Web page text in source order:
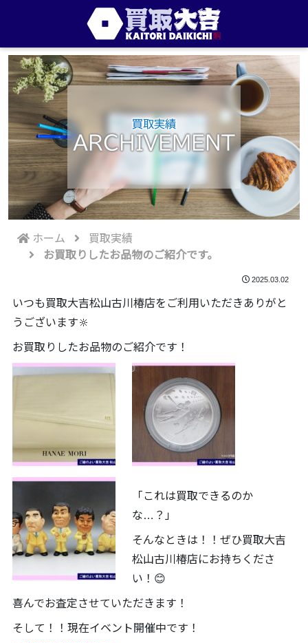
買取実績
ARCHIVEMENT
ホーム
買取実績
お買取りしたお品物のご紹介です。
2025.03.02
いつも買取大吉松山古川椿店をご利用いただきありがと
うございます🔆
お買取りしたお品物のご紹介です！
「これは買取できるのか
な…？」
そんなときは！！ぜひ買取大吉
松山古川椿店にお持ちくださ
い！😊
喜んでお査定させていただきます！
そして！！現在イベント開催中です！